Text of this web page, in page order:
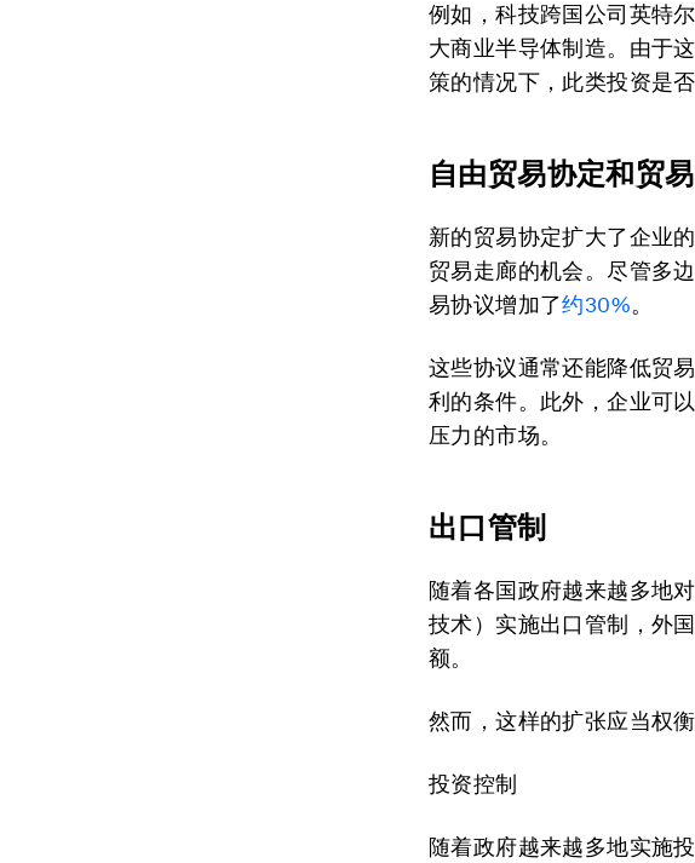
例如，科技跨国公司英特
大商业半导体制造。由于
策的情况下，此类投资是否
自由贸易协定和贸
新的贸易协定扩大了企业
贸易走廊的机会。尽管多
易协议增加了约30%。
这些协议通常还能降低贸
利的条件。此外，企业可
压力的市场。
出口管制
随着各国政府越来越多地
技术）实施出口管制，外
额。
然而，这样的扩张应当权
投资控制
随着政府越来越多地实施